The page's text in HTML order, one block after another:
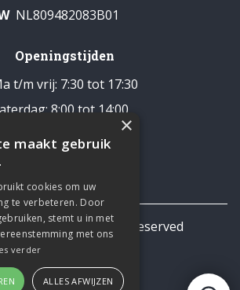
NL809482083B01
Openingstijden
t/m vrij: 7:30 tot 17:30
8:00 tot 14:00
gesloten
Business All rights reserved
Privacy statement
×
maakt gebruik
cookies om uw
te verbeteren. Door
stemt u in met
met ons
verder
ALLES AFWIJZEN